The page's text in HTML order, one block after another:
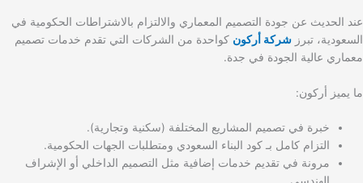
عند الحديث عن جودة التصميم المعماري والالتزام بالاشتراطات الحكومية في
السعودية، تبرز شركة أركون كواحدة من الشركات التي تقدم خدمات تصميم
معماري عالية الجودة في جدة.
ما يميز أركون:
خبرة في تصميم المشاريع المختلفة (سكنية وتجارية).
التزام كامل بـ كود البناء السعودي ومتطلبات الجهات الحكومية.
مرونة في تقديم خدمات إضافية مثل التصميم الداخلي أو الإشراف